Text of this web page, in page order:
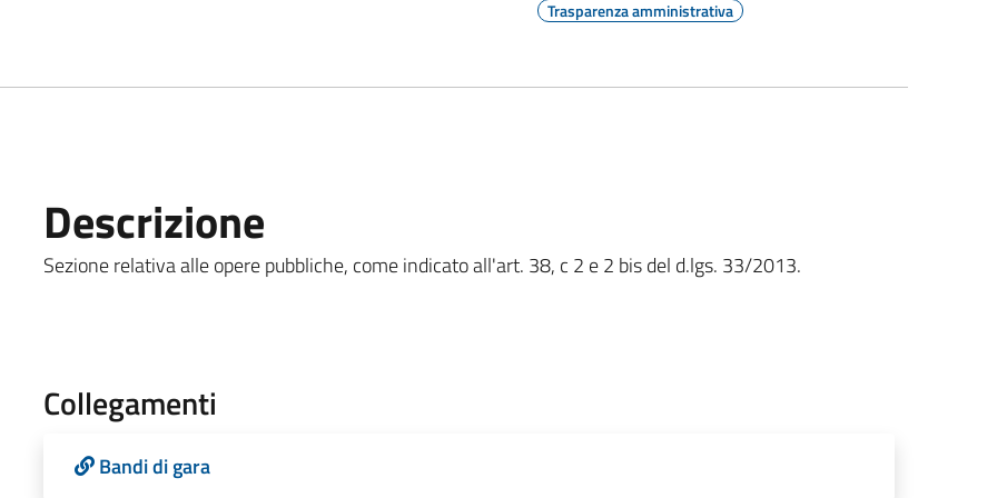
Trasparenza amministrativa
Descrizione
Sezione relativa alle opere pubbliche, come indicato all'art. 38, c 2 e 2 bis del d.lgs. 33/2013.
Collegamenti
Bandi di gara